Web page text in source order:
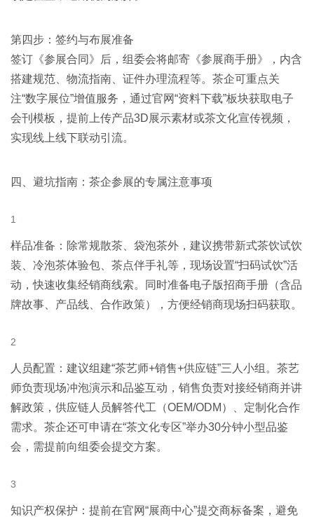
第四步：签约与布展准备
签订《参展合同》后，组委会将邮寄《参展商手册》，内含
搭建规范、物流指南、证件办理流程等。茶企可重点关
注“数字展位”增值服务，通过官网“资料下载”板块获取电子
会刊模板，提前上传产品3D展示素材或茶文化宣传视频，
实现线上线下联动引流。
四、避坑指南：茶企参展的专属注意事项
样品准备：除常规散茶、袋泡茶外，建议携带新式茶饮试饮
装、冷泡茶体验包、茶点伴手礼等，现场设置“扫码试饮”活
动，快速收集经销商线索。同时准备电子版招商手册（含品
牌故事、产品线、合作政策），方便经销商现场扫码获取。
人员配置：建议组建“茶艺师+销售+供应链”三人小组。茶艺
师负责现场冲泡演示和品鉴互动，销售负责对接经销商并讲
解政策，供应链人员解答代工（OEM/ODM）、定制化合作
需求。茶企还可申请在“茶文化专区”举办30分钟小型品鉴
会，需提前向组委会提交方案。
知识产权保护：提前在官网“展商中心”提交商标备案，避免